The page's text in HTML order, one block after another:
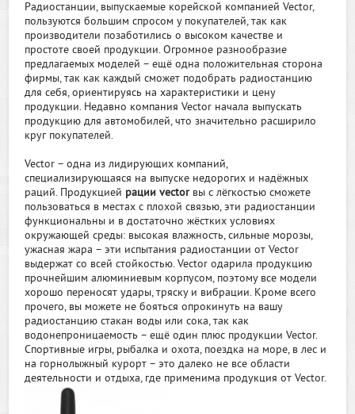
Радиостанции, выпускаемые корейской компанией Vector,
пользуются большим спросом у покупателей, так как
производители позаботились о высоком качестве и
простоте своей продукции. Огромное разнообразие
предлагаемых моделей – ещё одна положительная сторона
фирмы, так как каждый сможет подобрать радиостанцию
для себя, ориентируясь на характеристики и цену
продукции. Недавно компания Vector начала выпускать
продукцию для автомобилей, что значительно расширило
круг покупателей.
Vector – одна из лидирующих компаний,
специализирующаяся на выпуске недорогих и надёжных
раций. Продукцией рации vector вы с лёгкостью сможете
пользоваться в местах с плохой связью, эти радиостанции
функциональны и в достаточно жёстких условиях
окружающей среды: высокая влажность, сильные морозы,
ужасная жара – эти испытания радиостанции от Vector
выдержат со всей стойкостью. Vector одарила продукцию
прочнейшим алюминиевым корпусом, поэтому все модели
хорошо переносят удары, тряску и вибрации. Кроме всего
прочего, вы можете не бояться опрокинуть на вашу
радиостанцию стакан воды или сока, так как
водонепроницаемость – ещё один плюс продукции Vector.
Спортивные игры, рыбалка и охота, поездка на море, в лес и
на горнолыжный курорт – это далеко не все области
деятельности и отдыха, где применима продукция от Vector.